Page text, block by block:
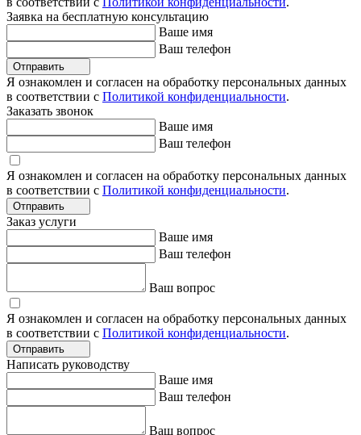
Заявка на бесплатную консультацию
Ваше имя
Ваш телефон
Отправить
Я ознакомлен и согласен на обработку персональных данных
в соответствии с Политикой конфиденциальности.
Заказать звонок
Ваше имя
Ваш телефон
Я ознакомлен и согласен на обработку персональных данных
в соответствии с Политикой конфиденциальности.
Отправить
Заказ услуги
Ваше имя
Ваш телефон
Ваш вопрос
Я ознакомлен и согласен на обработку персональных данных
в соответствии с Политикой конфиденциальности.
Отправить
Написать руководству
Ваше имя
Ваш телефон
Ваш вопрос